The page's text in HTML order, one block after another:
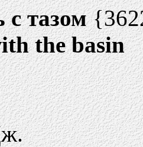
с тазом
the basin